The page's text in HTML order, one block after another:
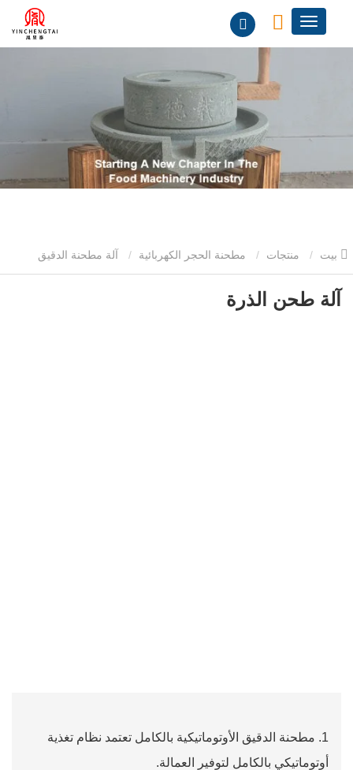
منتجات مطحنة الحجر الكهربائية آلة مطحنة الدقيق
الحجرية الكهربائية آلة طحن الذرة
آلة طحن الذرة
1. مطحنة الدقيق الأوتوماتيكية بالكامل تعتمد نظام تغذية
أوتوماتيكي بالكامل لتوفير العمالة.